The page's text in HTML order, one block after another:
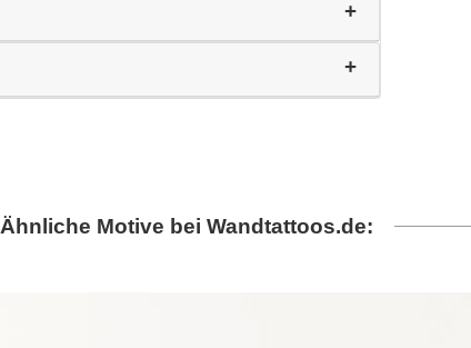
Ähnliche Motive bei Wandtattoos.de: